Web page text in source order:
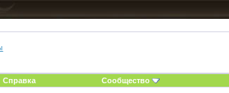
Справка Сообщество